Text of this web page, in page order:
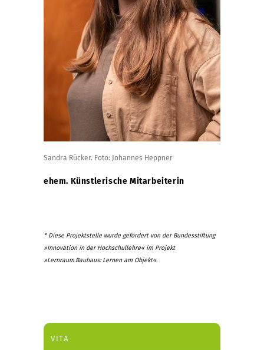
Sandra Rücker. Foto: Johannes Heppner
ehem. Künstlerische Mitarbeiterin
* Diese Projektstelle wurde gefördert von der Bundesstiftung
»Innovation in der Hochschullehre« im Projekt
»Lernraum.Bauhaus: Lernen am Objekt«.
VITA